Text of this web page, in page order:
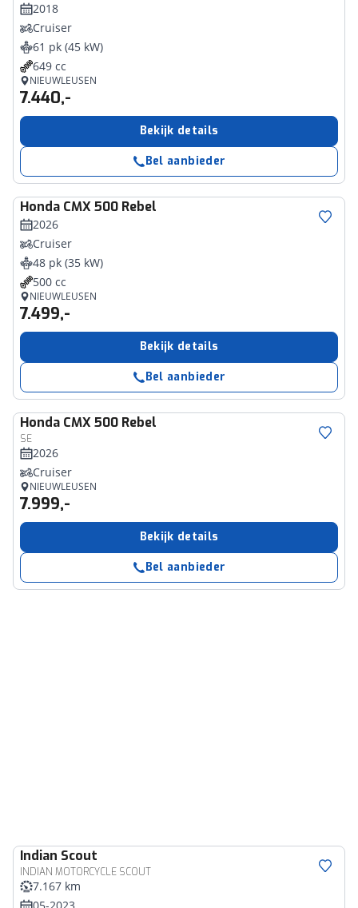
2018
Cruiser
61 pk (45 kW)
649 cc
NIEUWLEUSEN
7.440,-
Bekijk details
Bel aanbieder
Honda CMX 500 Rebel
2026
Cruiser
48 pk (35 kW)
500 cc
NIEUWLEUSEN
7.499,-
Bekijk details
Bel aanbieder
Honda CMX 500 Rebel
SE
2026
Cruiser
NIEUWLEUSEN
7.999,-
Bekijk details
Bel aanbieder
Indian Scout
INDIAN MOTORCYCLE SCOUT
7.167 km